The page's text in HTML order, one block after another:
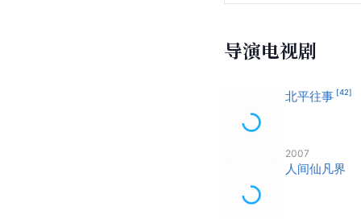
导演电视剧
北平往事 [42]
2007
人间仙凡界